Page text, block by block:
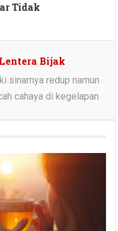
Tidak
Lentera Bijak
sinarnya redup namun
cahaya di kegelapan